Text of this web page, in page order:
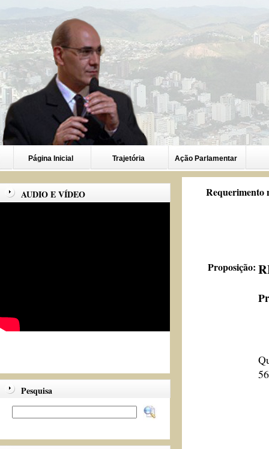
Página Inicial Trajetória Ação Parlamentar
AUDIO E VÍDEO
Pesquisa
Requerimento
Proposição: